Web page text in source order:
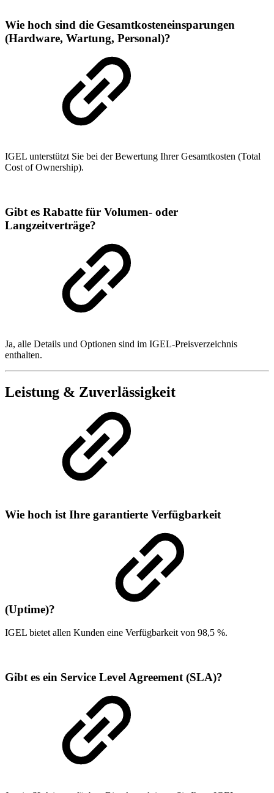
Wie hoch sind die Gesamtkosteneinsparungen
(Hardware, Wartung, Personal)?
IGEL unterstützt Sie bei der Bewertung Ihrer Gesamtkosten (Total
Cost of Ownership).
Gibt es Rabatte für Volumen- oder
Langzeitverträge?
Ja, alle Details und Optionen sind im IGEL-Preisverzeichnis
enthalten.
Leistung & Zuverlässigkeit
Wie hoch ist Ihre garantierte Verfügbarkeit
(Uptime)?
IGEL bietet allen Kunden eine Verfügbarkeit von 98,5 %.
Gibt es ein Service Level Agreement (SLA)?